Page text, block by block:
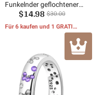
Funkelnder geflochtener
Ring
$14.98 $30.00
Für 6 kaufen und 1 GRATIS-
GESCHENKE erhalten